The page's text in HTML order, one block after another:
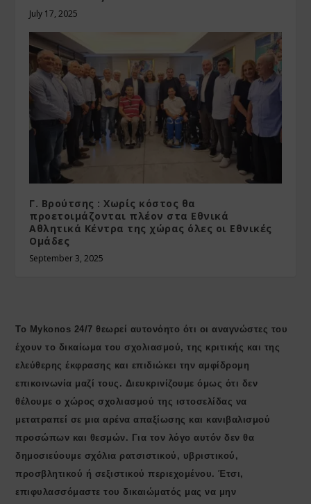
July 17, 2025
Γ. Βρούτσης : Χωρίς κόστος θα
προετοιμάζονται πλέον στα Εθνικά
Αθλητικά Κέντρα της χώρας όλες οι Εθνικές
Ομάδες
September 3, 2025
Το Mykonos 24/7 θεωρεί αυτονόητο ότι οι αναγνώστες του
έχουν το δικαίωμα του σχολιασμού, της κριτικής και της
ελεύθερης έκφρασης και επιδιώκει την αμφίδρομη
επικοινωνία μαζί τους. Διευκρινίζουμε όμως ότι δεν
θέλουμε ο χώρος σχολιασμού της ιστοσελίδας να
μετατραπεί σε μια αρένα απαξίωσης και κανιβαλισμού
προσώπων και θεσμών. Για τον λόγο αυτόν δεν θα
δημοσιεύουμε σχόλια ρατσιστικού, υβριστικού,
προσβλητικού ή σεξιστικού περιεχομένου. Έτσι,
επιφυλασσόμαστε του δικαιώματός μας να μην